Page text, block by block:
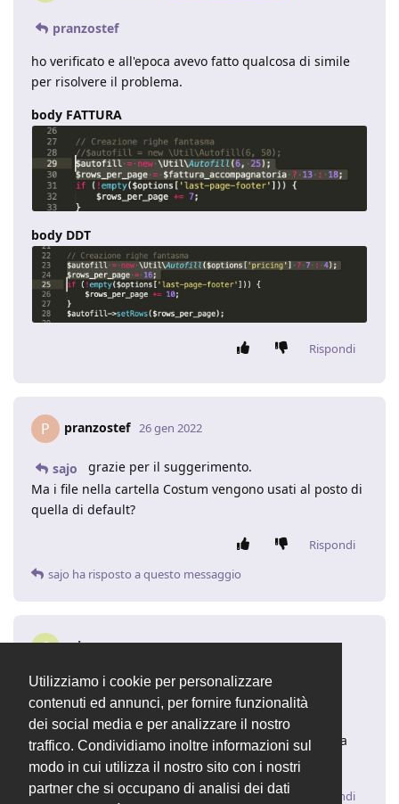
Utilizziamo i cookie per personalizzare
contenuti ed annunci, per fornire funzionalità
dei social media e per analizzare il nostro
traffico. Condividiamo inoltre informazioni sul
modo in cui utilizza il nostro sito con i nostri
partner che si occupano di analisi dei dati
pranzostef
ho verificato e all'epoca avevo fatto qualcosa di simile
per risolvere il problema.
body FATTURA
body DDT
Rispondi
P pranzostef 26 gen 2022
sajo
grazie per il suggerimento.
Ma i file nella cartella Costum vengono usati al posto di
quella di default?
Rispondi
sajo ha risposto a questo messaggio
S sajo 26 gen 2022
pranzostef
si esatto
quindi nel tuo caso se hai modificato solo body, nella
custom metterai solo quel file.
Rispondi